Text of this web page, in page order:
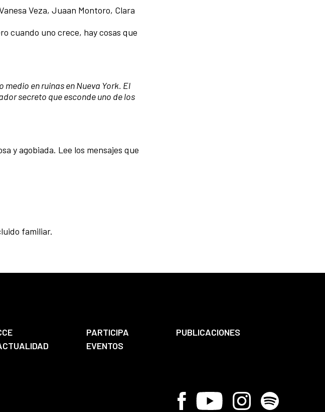
Veza, Juaan Montoro, Clara
cuando uno crece, hay cosas que
en ruinas en Nueva York. El
secreto que esconde uno de los
y agobiada. Lee los mensajes que
familiar.
PARTICIPA
PUBLICACIONES
EVENTOS
Facebook
Youtube InstagramSpotify